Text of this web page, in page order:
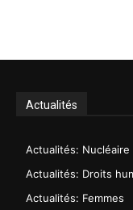
Actualités
Actualités: Nucléaire
Actualités: Droits
Actualités: Femmes